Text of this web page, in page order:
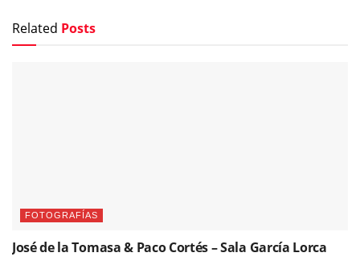
Related Posts
FOTOGRAFÍAS
José de la Tomasa & Paco Cortés – Sala García Lorca